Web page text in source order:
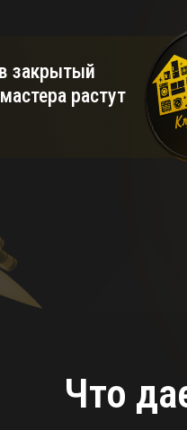
в закрытый
растут
Что